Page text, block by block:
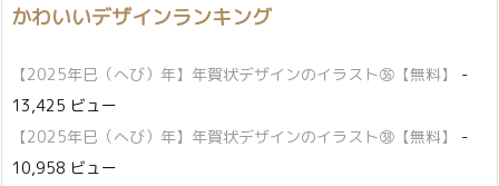
かわいいデザインランキング
【2025年巳（へび）年】年賀状デザインのイラスト㊱【無料】
-
13,425 ビュー
【2025年巳（へび）年】年賀状デザインのイラスト㊳【無料】
-
10,958 ビュー